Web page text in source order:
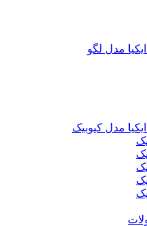
مدل لگو
مدل کیوبیک